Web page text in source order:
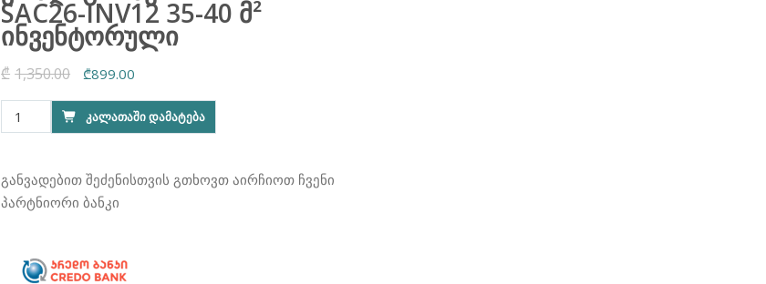
SAC26-INV12 35-40 მ²
ინვენტორული
₾ 1,350.00
Original
price
was:
₾899.00
price
is:
რაოდენობა:
კონდიციონერი
SAC26-
INV12
ᲙᲐᲚᲐᲗᲐᲨᲘ ᲓᲐᲛᲐᲢᲔᲑᲐ
განვადებით შეძენისთვის გთხოვთ აირჩიოთ ჩვენი
პარტნიორი ბანკი